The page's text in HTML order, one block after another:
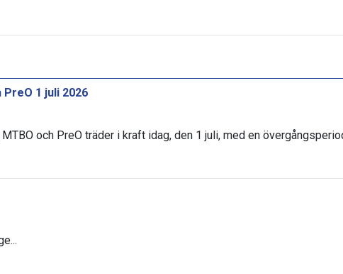
1 juli 2026
och PreO träder i kraft idag, den 1 juli, med en